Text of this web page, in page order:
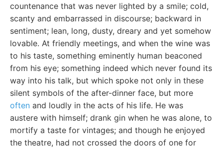
countenance that was never lighted by a smile; cold,
scanty and embarrassed in discourse; backward in
sentiment; lean, long, dusty, dreary and yet somehow
lovable. At friendly meetings, and when the wine was
to his taste, something eminently human beaconed
from his eye; something indeed which never found its
way into his talk, but which spoke not only in these
silent symbols of the after-dinner face, but more
often and loudly in the acts of his life. He was
austere with himself; drank gin when he was alone, to
mortify a taste for vintages; and though he enjoyed
the theatre, had not crossed the doors of one for